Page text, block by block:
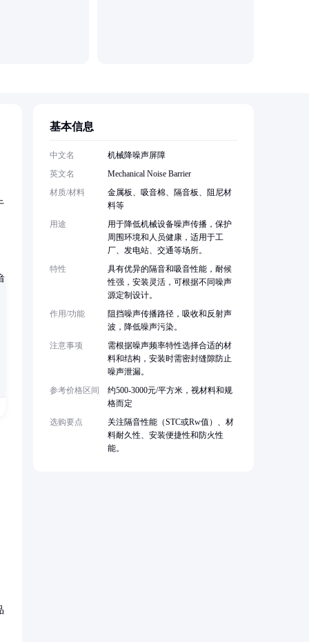
基本信息
中文名
机械降噪声屏障
英文名
Mechanical Noise Barrier
材质/材料
金属板、吸音棉、隔音板、阻尼材
料等
用途
用于降低机械设备噪声传播，保护
周围环境和人员健康，适用于工
厂、发电站、交通等场所。
特性
具有优异的隔音和吸音性能，耐候
性强，安装灵活，可根据不同噪声
源定制设计。
作用/功能
阻挡噪声传播路径，吸收和反射声
波，降低噪声污染。
注意事项
需根据噪声频率特性选择合适的材
料和结构，安装时需密封缝隙防止
噪声泄漏。
参考价格区间
约500-3000元/平方米，视材料和规
格而定
选购要点
关注隔音性能（STC或Rw值）、材
料耐久性、安装便捷性和防火性
能。